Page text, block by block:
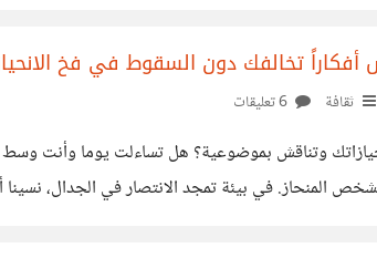
تخالفك دون السقوط في فخ
ثقافة
كيف تفكك انحيازاتك وتناقش